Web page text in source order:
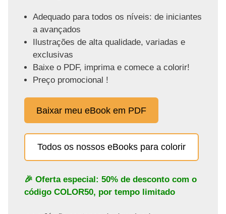
Adequado para todos os níveis: de iniciantes
a avançados
Ilustrações de alta qualidade, variadas e
exclusivas
Baixe o PDF, imprima e comece a colorir!
Preço promocional !
Baixar meu eBook em PDF
Todos os nossos eBooks para colorir
🎉 Oferta especial: 50% de desconto com o
código COLOR50, por tempo limitado